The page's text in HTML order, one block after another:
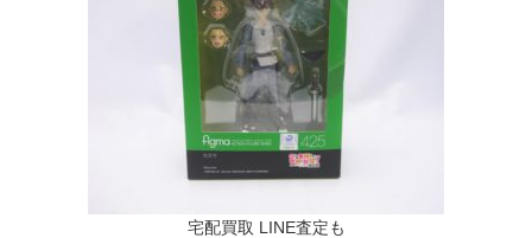
宅配買取 LINE査定も